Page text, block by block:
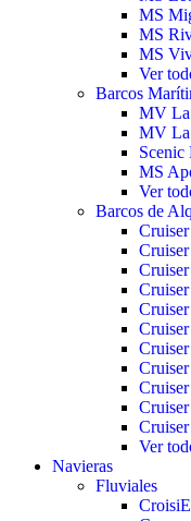
MS
MS
MS
Ver
Barcos
MV La
MV La
Scenic
MS
Ver
Barcos de
Ver
Navieras
Fluviales